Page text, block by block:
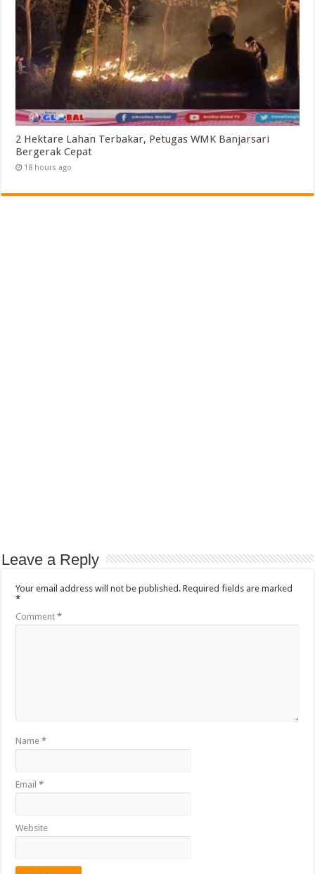
2 Hektare Lahan Terbakar, Petugas WMK Banjarsari
Bergerak Cepat
18 hours ago
Leave a Reply
Your email address will not be published. Required fields are marked
*
Comment*
Name*
Email*
Website